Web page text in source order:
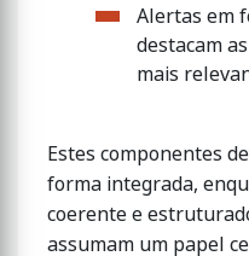
Alertas em
destacam
mais
Estes componentes
forma integrada,
coerente e
assumam um papel